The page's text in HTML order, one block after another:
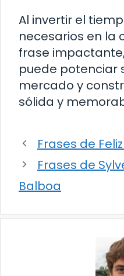
Al invertir el
necesarios en la
frase
puede potenciar
mercado y
sólida y
Frases de
Frases de
Balboa